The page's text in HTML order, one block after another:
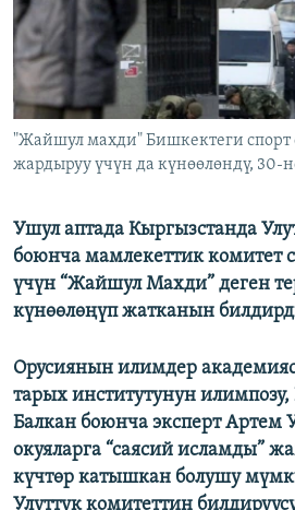
ЭЕ/АРнун бардык сайттары
"Жайшул махди" Бишкектеги
жардыруу үчүн да күнөөлөндү, 30-
Ушул аптада Кыргызстанда
боюнча мамлекеттик комитет
үчүн “Жайшул Махди” деген
күнөөлөңүп жатканын
Орусиянын илимдер
тарых институтунун
Балкан боюнча эксперт Артем
окуяларга “саясий исламды”
күчтөр катышкан болушу
Улуттук комитеттин